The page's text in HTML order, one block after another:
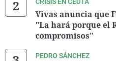
Vivas anuncia que
"La hará porque el
compromisos"
PEDRO SÁNCHEZ